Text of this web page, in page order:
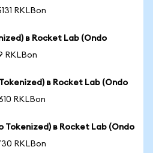
RKLBon
в Rocket Lab (Ondo
RKLBon
в Rocket Lab (Ondo
RKLBon
Tokenized) в Rocket Lab (Ondo
RKLBon